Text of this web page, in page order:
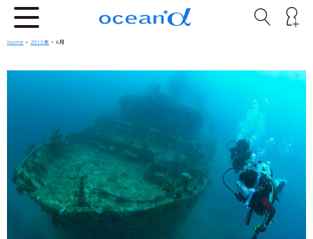
Home > 2015年 > 6月